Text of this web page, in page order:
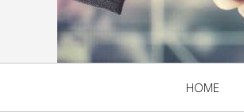
HOME